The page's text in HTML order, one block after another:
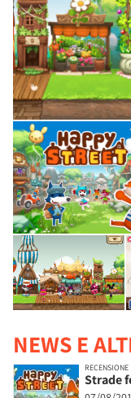
NEWS E
RECENSIONE
Strade